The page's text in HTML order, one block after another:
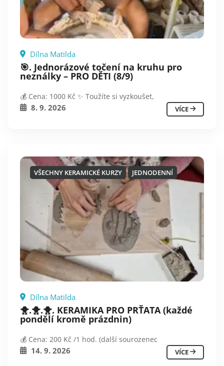
Dílna Matilda
🎯. Jednorázové točení na kruhu pro
neználky – PRO DĚTI (8/9)
💰 Cena: 1000 Kč ✨ Toužíte si vyzkoušet,
8. 9. 2026 VÍCE
VŠECHNY KERAMICKÉ KURZY JEDNODENNÍ
Dílna Matilda
🐥.🐥.🐥. KERAMIKA PRO PRŤATA (každé
pondělí kromě prázdnin)
💰 Cena: 200 Kč /1 hod. (další sourozenec
14. 9. 2026 VÍCE